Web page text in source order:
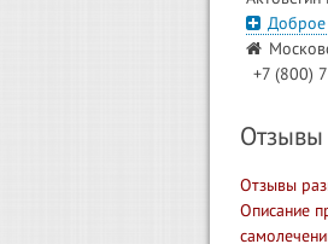
Доброе
+7 (800)
Отзывы
Отзывы
Описание